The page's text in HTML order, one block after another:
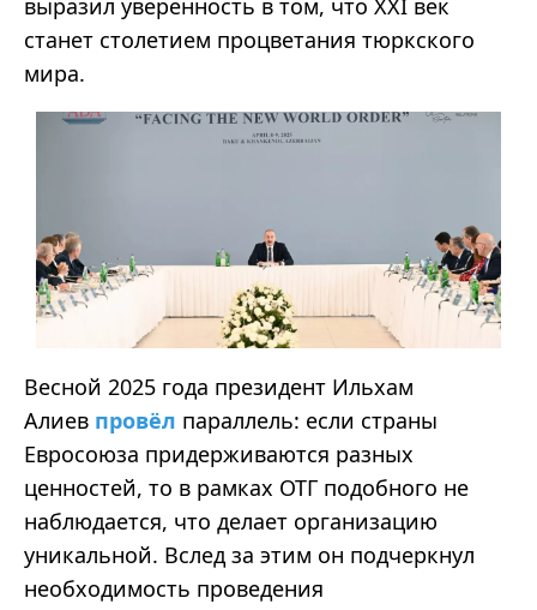
выразил уверенность в том, что XXI век
станет столетием процветания тюркского
мира.
Весной 2025 года президент Ильхам
Алиев провёл параллель: если страны
Евросоюза придерживаются разных
ценностей, то в рамках ОТГ подобного не
наблюдается, что делает организацию
уникальной. Вслед за этим он подчеркнул
необходимость проведения